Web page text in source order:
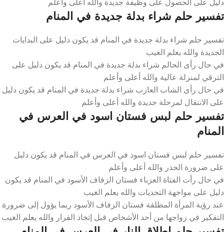
تفسير حلم شراء بدلة جديدة في المنام
تفسير حلم شراء بدلة جديدة في المنام قد يكون دليل على البدايات
الجديدة والله يعلم الغيب
في حال رأى الحالم شراء بدلة جديدة في المنام قد يكون دليل على
الترقي لمنزلة عالية والله أعلى وأعلم
في حال رأى الشاب العازب شراء بدلة جديدة في المنام قد يكون دليل
على الانتقال لمرحلة جديدة والله أعلى وأعلم
تفسير حلم لبس فستان اسود في العرس في
المنام
تفسير حلم لبس فستان اسود في العرس في المنام قد يكون دليل
على ضرورة الحذر والله أعلى وأعلم
في حال رأت الفتاة العزباء فستان الزفاف الأسود في المنام قد يكون
دليل على مواجهة التحديات والله يعلم الغيب
عند رؤية المرأة المطلقة فستان الزفاف الأسود ربما يؤول إلى ضرورة
التفكير في زواجها من أحد الأشخاص قبل إتخاذ القرار والله يعلم الغيب